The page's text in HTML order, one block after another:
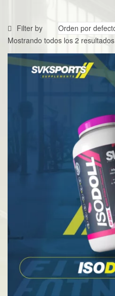
Filter by
Mostrando todos los 2 resultados